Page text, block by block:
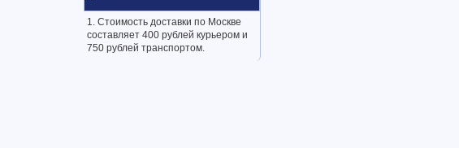
1. Стоимость доставки по Москве
составляет 400 рублей курьером и
750 рублей транспортом.